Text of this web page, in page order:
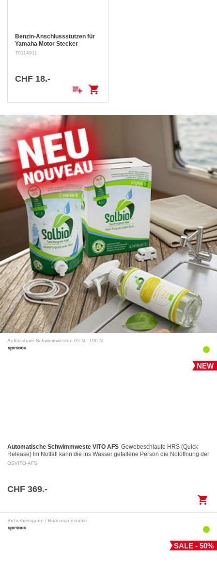
Benzin-Anschlussstutzen für
Yamaha Motor Stecker
(männlich)
T0114911
CHF 18.-
playlist_add shopping_cart
Aufblasbare Schwimmwesten 65 N - 190 N
NEW
Automatische Schwimmweste VITO AFS Gewebeschlaufe HRS (Quick
Release) Im Notfall kann die ins Wasser gefallene Person die Notöffnung der
Gewebeschlaufe mittels eines Auslöserings…
OSVITO-AFS
CHF 369.-
shopping_cart
Sicherheitsgurte / Bootsmannstühle
SALE - 50%